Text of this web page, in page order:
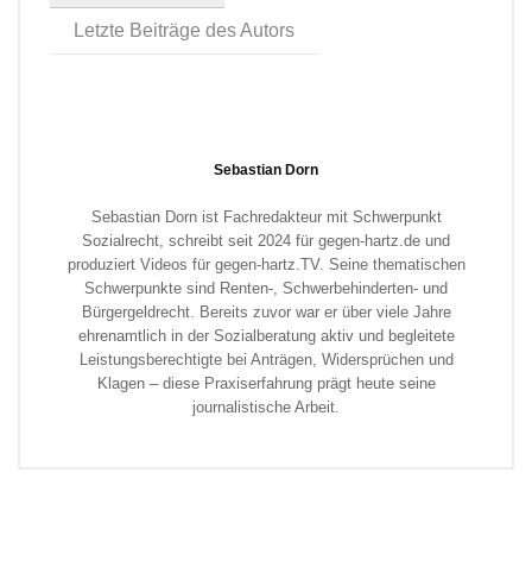
Letzte Beiträge des Autors
Sebastian Dorn
Sebastian Dorn ist Fachredakteur mit Schwerpunkt
Sozialrecht, schreibt seit 2024 für gegen-hartz.de und
produziert Videos für gegen-hartz.TV. Seine thematischen
Schwerpunkte sind Renten-, Schwerbehinderten- und
Bürgergeldrecht. Bereits zuvor war er über viele Jahre
ehrenamtlich in der Sozialberatung aktiv und begleitete
Leistungsberechtigte bei Anträgen, Widersprüchen und
Klagen – diese Praxiserfahrung prägt heute seine
journalistische Arbeit.